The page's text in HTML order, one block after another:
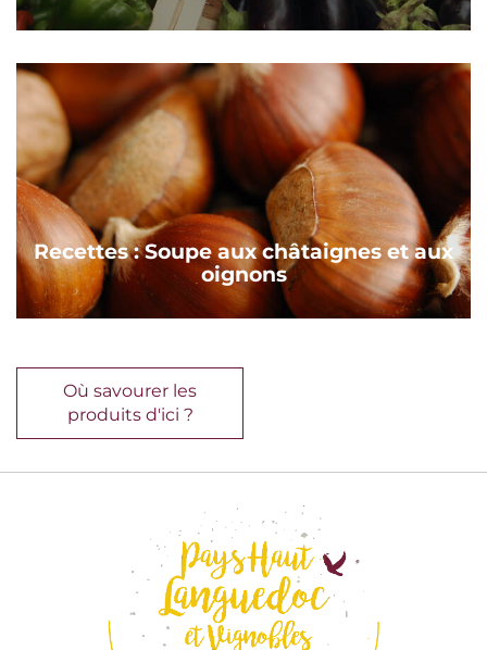
Recettes : Soupe aux châtaignes et aux
oignons
Où savourer les
produits d'ici ?